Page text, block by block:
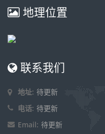
地理位置
联系我们
地址: 待更新
电话: 待更新
Email: 待更新